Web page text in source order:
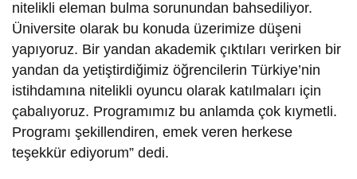
nitelikli eleman bulma sorunundan bahsediliyor.
Üniversite olarak bu konuda üzerimize düşeni
yapıyoruz. Bir yandan akademik çıktıları verirken bir
yandan da yetiştirdiğimiz öğrencilerin Türkiye’nin
istihdamına nitelikli oyuncu olarak katılmaları için
çabalıyoruz. Programımız bu anlamda çok kıymetli.
Programı şekillendiren, emek veren herkese
teşekkür ediyorum” dedi.